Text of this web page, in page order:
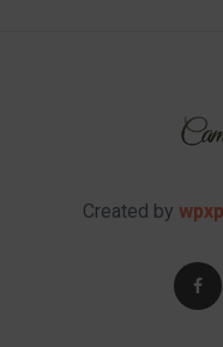
Created by